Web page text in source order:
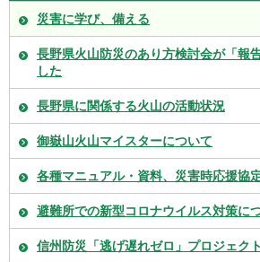
災害に学び、備える
長野県火山防災のあり方検討会が「報
した
長野県に関係する火山の活動状況
御嶽山火山マイスターについて
各種マニュアル・資料、災害時応援協
避難所での新型コロナウイルス対策に
信州防災「逃げ遅れゼロ」プロジェクト